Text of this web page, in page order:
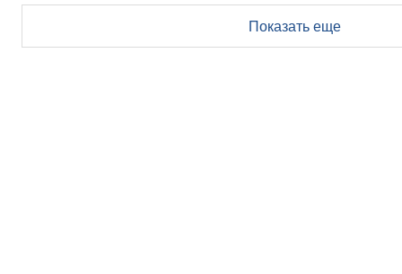
Показать еще